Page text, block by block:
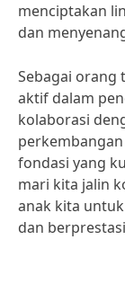
menciptakan
dan
Sebagai
aktif dalam
kolaborasi
fondasi yang
mari kita jalin
anak kita
dan